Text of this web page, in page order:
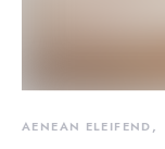
AENEAN ELEIFEND